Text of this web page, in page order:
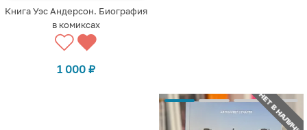
Книга Уэс Андерсон. Биография
в комиксах
1 000 ₽
НЕТ В НАЛИЧИИ